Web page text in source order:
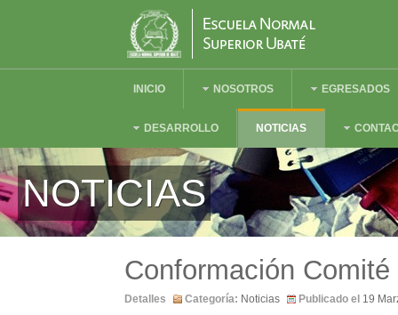
INICIO NOSOTROS EGRESADOS
DESARROLLO NOTICIAS
NOTICIAS
Conformación
Detalles Categoría: Noticias Publicado el 19